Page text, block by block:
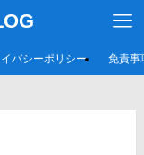
バシーポリシー 免責事